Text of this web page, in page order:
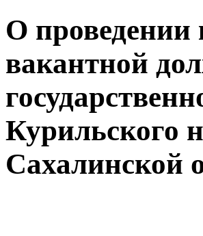
О проведении
вакантной
Курильского
Сахалинской